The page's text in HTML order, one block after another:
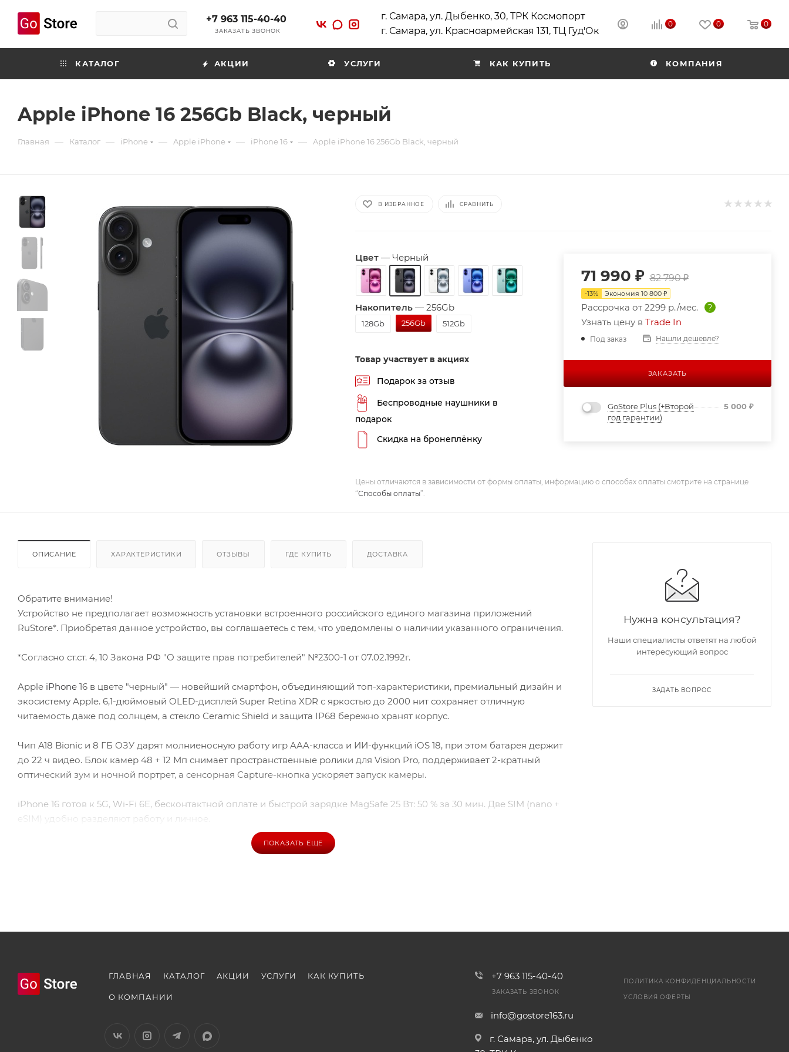
+7 963 115-40-40
ЗАКАЗАТЬ ЗВОНОК
г. Самара, ул. Дыбенко, 30, ТРК Космопорт
г. Самара, ул. Красноармейская 131, ТЦ Гуд'Ок
0 0 0
КАТАЛОГ АКЦИИ УСЛУГИ КАК КУПИТЬ КОМПАНИЯ
Apple iPhone 16 256Gb Black, черный
Главная — Каталог — iPhone — Apple iPhone — iPhone 16 — Apple iPhone 16 256Gb Black, черный
В ИЗБРАННОЕ СРАВНИТЬ
Цвет— Черный
Накопитель— 256Gb
128Gb 256Gb 512Gb
Товар участвует в акциях
Подарок за отзыв
Беспроводные наушники в
подарок
Скидка на бронеплёнку
71 990 ₽ 82 790₽
-13% Экономия 10 800₽
Рассрочка от 2299 р./мес.
?
Узнать цену в Trade In
Под заказ Нашли дешевле?
ЗАКАЗАТЬ
GoStore Plus (+Второй
год гарантии)
5 000₽
Цены отличаются в зависимости от формы оплаты, информацию о способах оплаты смотрите на странице
“Способы оплаты”.
ОПИСАНИЕ ХАРАКТЕРИСТИКИ ОТЗЫВЫ ГДЕ КУПИТЬ ДОСТАВКА
Обратите внимание!
Устройство не предполагает возможность установки встроенного российского единого магазина приложений
RuStore*. Приобретая данное устройство, вы соглашаетесь с тем, что уведомлены о наличии указанного ограничения.
*Согласно ст.ст. 4, 10 Закона РФ "О защите прав потребителей" №2300-1 от 07.02.1992г.
Apple iPhone 16 в цвете "черный" — новейший смартфон, объединяющий топ-характеристики, премиальный дизайн и
экосистему Apple. 6,1-дюймовый OLED-дисплей Super Retina XDR с яркостью до 2000 нит сохраняет отличную
читаемость даже под солнцем, а стекло Ceramic Shield и защита IP68 бережно хранят корпус.
Чип A18 Bionic и 8 ГБ ОЗУ дарят молниеносную работу игр AAA-класса и ИИ-функций iOS 18, при этом батарея держит
до 22 ч видео. Блок камер 48 + 12 Мп снимает пространственные ролики для Vision Pro, поддерживает 2-кратный
оптический зум и ночной портрет, а сенсорная Capture-кнопка ускоряет запуск камеры.
iPhone 16 готов к 5G, Wi-Fi 6E, бесконтактной оплате и быстрой зарядке MagSafe 25 Вт: 50 % за 30 мин. Две SIM (nano +
eSIM) удобно разделяют работу и личное.
Купите iPhone 16 256Gb черный на GoStore163.ru по выгодной цене: официальная гарантия 12 мес., быстрая доставка по
ПОКАЗАТЬ ЕЩЕ
Нужна консультация?
Наши специалисты ответят на любой
интересующий вопрос
ЗАДАТЬ ВОПРОС
ГЛАВНАЯ КАТАЛОГ АКЦИИ УСЛУГИ КАК КУПИТЬ
О КОМПАНИИ
+7 963 115-40-40
ЗАКАЗАТЬ ЗВОНОК
info@gostore163.ru
г. Самара, ул. Дыбенко
ПОЛИТИКА КОНФИДЕНЦИАЛЬНОСТИ
УСЛОВИЯ ОФЕРТЫ